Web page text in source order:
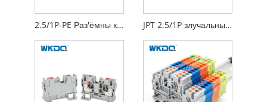
2.5/1P-PE Раз'ёмны клеммны блок хуткага злучэння для самастойнай зборкі JPT 2.5/1P злучальны клеммны блок Хуткі сертыфікат CE для самастойнай зборкі